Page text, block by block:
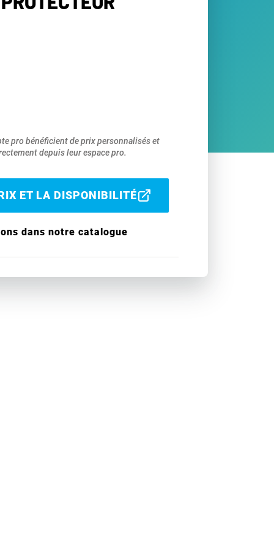
pro bénéficient de prix personnalisés et
depuis leur espace pro.
ET LA DISPONIBILITÉ
dans notre catalogue